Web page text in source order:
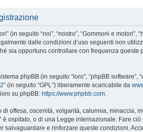
(in seguito “noi”, “nostro”, “Gommoni e
dalle condizioni d’uso seguenti non
sia opportuno controllare con frequenza
phpBB (in seguito “loro”, “phpBB
” (in seguito “GPL”) liberamente scaricabile da
su phpBB: https://www.phpbb.com
di offesa, oscenità, volgarità, calunnia,
è ospitato, o di una Legge internazionale. Fare
salvaguardare e rinforzare queste condizioni.